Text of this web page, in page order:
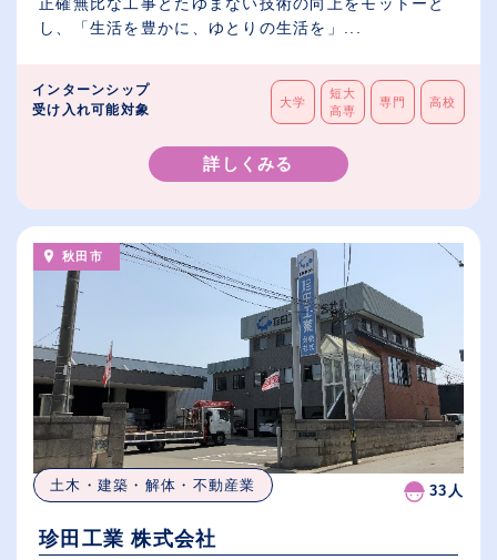
し、「生活を豊かに、ゆとりの生活を」...
インターンシップ
受け入れ可能対象
大学
短大
高専
専門 高校
詳しくみる
秋田市
土木・建築・解体・不動産業 33人
珍田工業 株式会社